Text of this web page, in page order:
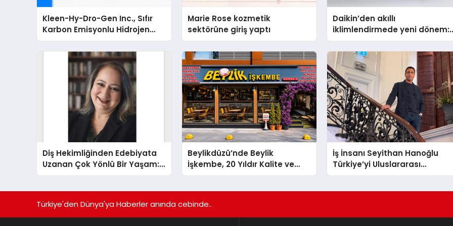
Kleen-Hy-Dro-Gen Inc., Sıfır
Karbon Emisyonlu Hidrojen
Isıtma Teknolojisinde ISO ve
TSSA Düzenleyici Onaylarını
Marie Rose kozmetik
sektörüne giriş yaptı
Daikin’den akıllı
iklimlendirmede yeni dönem:
Madoka Plus Türkiye’de
Diş Hekimliğinden Edebiyata
Uzanan Çok Yönlü Bir Yaşam:
Yeşim Şahin Yaman
Beylikdüzü’nde Beylik
İşkembe, 20 Yıldır Kalite ve
Lezzetin Değişmeyen Adresi
İş İnsanı Seyithan Hanoğlu
Türkiye’yi Uluslararası
Arenada Tanıtmayı
Türkiye'den Dünya'ya Haberler anında cebinde..